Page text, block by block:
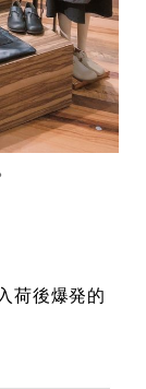
荷後爆発的